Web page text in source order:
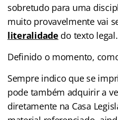
sobretudo para uma
muito provavelmente vai
literalidade do texto legal.
Definido o momento,
Sempre indico que se
pode também adquirir a
diretamente na Casa